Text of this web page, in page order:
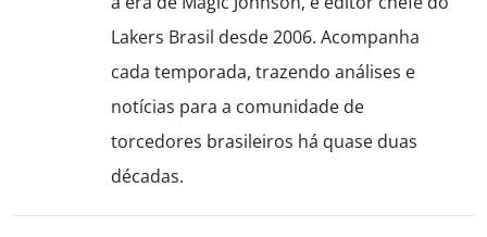
Lakers Brasil desde 2006. Acompanha
cada temporada, trazendo análises e
notícias para a comunidade de
torcedores brasileiros há quase duas
décadas.